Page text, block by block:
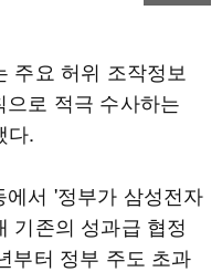
주요 허위 조작정보
로 적극 수사하는
다.
서 '정부가 삼성전자
기존의 성과급 협정
부터 정부 주도 초과